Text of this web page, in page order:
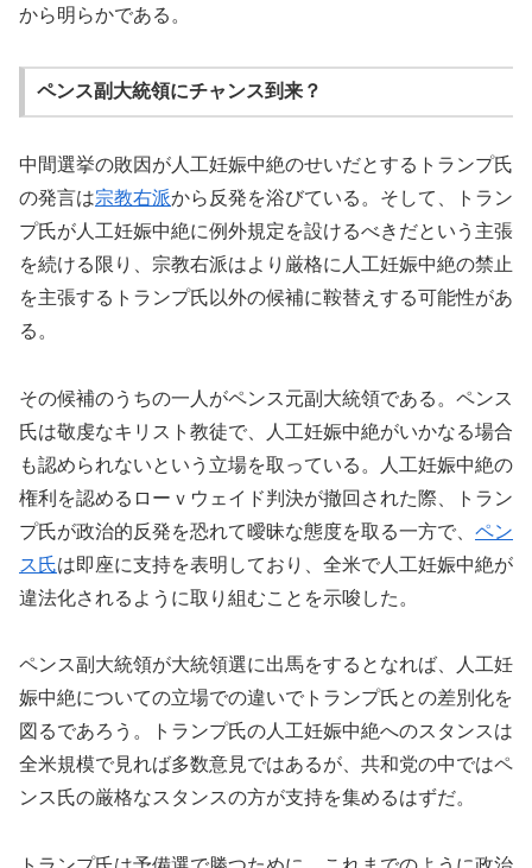
から明らかである。
ペンス副大統領にチャンス到来？
中間選挙の敗因が人工妊娠中絶のせいだとするトランプ氏
の発言は宗教右派から反発を浴びている。そして、トラン
プ氏が人工妊娠中絶に例外規定を設けるべきだという主張
を続ける限り、宗教右派はより厳格に人工妊娠中絶の禁止
を主張するトランプ氏以外の候補に鞍替えする可能性があ
る。
その候補のうちの一人がペンス元副大統領である。ペンス
氏は敬虔なキリスト教徒で、人工妊娠中絶がいかなる場合
も認められないという立場を取っている。人工妊娠中絶の
権利を認めるローｖウェイド判決が撤回された際、トラン
プ氏が政治的反発を恐れて曖昧な態度を取る一方で、 ペン
ス氏は即座に支持を表明しており、全米で人工妊娠中絶が
違法化されるように取り組むことを示唆した。
ペンス副大統領が大統領選に出馬をするとなれば、人工妊
娠中絶についての立場での違いでトランプ氏との差別化を
図るであろう。トランプ氏の人工妊娠中絶へのスタンスは
全米規模で見れば多数意見ではあるが、共和党の中ではペ
ンス氏の厳格なスタンスの方が支持を集めるはずだ。